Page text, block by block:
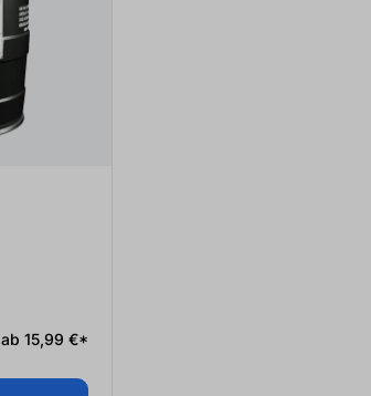
ab 15,99 €*